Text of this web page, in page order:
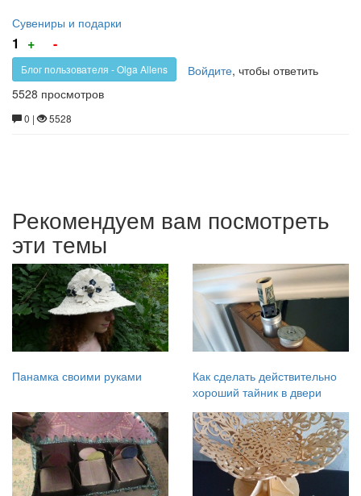
Сувениры и подарки
1 +
за!
-
против!
Блог пользователя - Olga Allens Войдите, чтобы ответить
5528 просмотров
0 | 5528
Рекомендуем вам посмотреть
эти темы
Панамка своими руками
Как сделать действительно
хороший тайник в двери